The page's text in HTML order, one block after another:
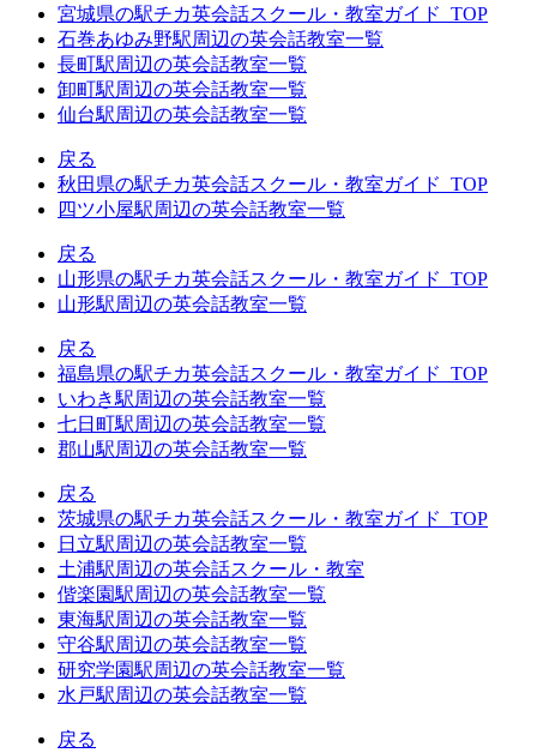
宮城県の駅チカ英会話スクール・教室ガイド_TOP
石巻あゆみ野駅周辺の英会話教室一覧
長町駅周辺の英会話教室一覧
卸町駅周辺の英会話教室一覧
仙台駅周辺の英会話教室一覧
戻る
秋田県の駅チカ英会話スクール・教室ガイド_TOP
四ツ小屋駅周辺の英会話教室一覧
戻る
山形県の駅チカ英会話スクール・教室ガイド_TOP
山形駅周辺の英会話教室一覧
戻る
福島県の駅チカ英会話スクール・教室ガイド_TOP
いわき駅周辺の英会話教室一覧
七日町駅周辺の英会話教室一覧
郡山駅周辺の英会話教室一覧
戻る
茨城県の駅チカ英会話スクール・教室ガイド_TOP
日立駅周辺の英会話教室一覧
土浦駅周辺の英会話スクール・教室
偕楽園駅周辺の英会話教室一覧
東海駅周辺の英会話教室一覧
守谷駅周辺の英会話教室一覧
研究学園駅周辺の英会話教室一覧
水戸駅周辺の英会話教室一覧
戻る